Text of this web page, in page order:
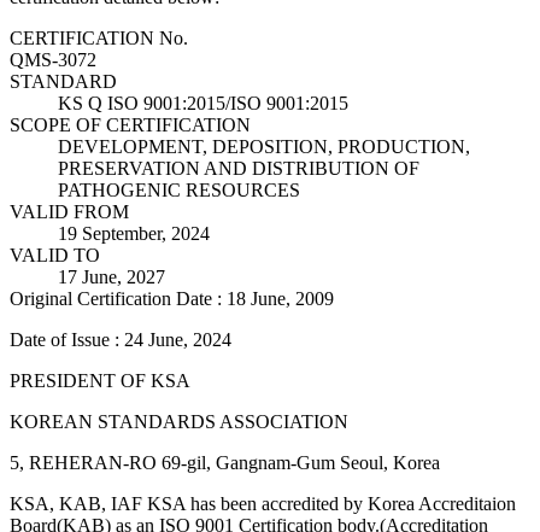
CERTIFICATION No.
QMS-3072
STANDARD
KS Q ISO 9001:2015/ISO 9001:2015
SCOPE OF CERTIFICATION
DEVELOPMENT, DEPOSITION, PRODUCTION,
PRESERVATION AND DISTRIBUTION OF
PATHOGENIC RESOURCES
VALID FROM
19 September, 2024
VALID TO
17 June, 2027
Original Certification Date : 18 June, 2009
Date of Issue : 24 June, 2024
PRESIDENT OF KSA
KOREAN STANDARDS ASSOCIATION
5, REHERAN-RO 69-gil, Gangnam-Gum Seoul, Korea
KSA, KAB, IAF KSA has been accredited by Korea Accreditaion
Board(KAB) as an ISO 9001 Certification body.(Accreditation